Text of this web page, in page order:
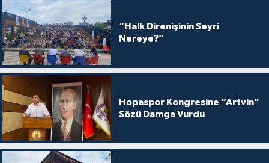
“Halk Direnişinin Seyri
Nereye?”
Hopaspor Kongresine “Artvin”
Sözü Damga Vurdu